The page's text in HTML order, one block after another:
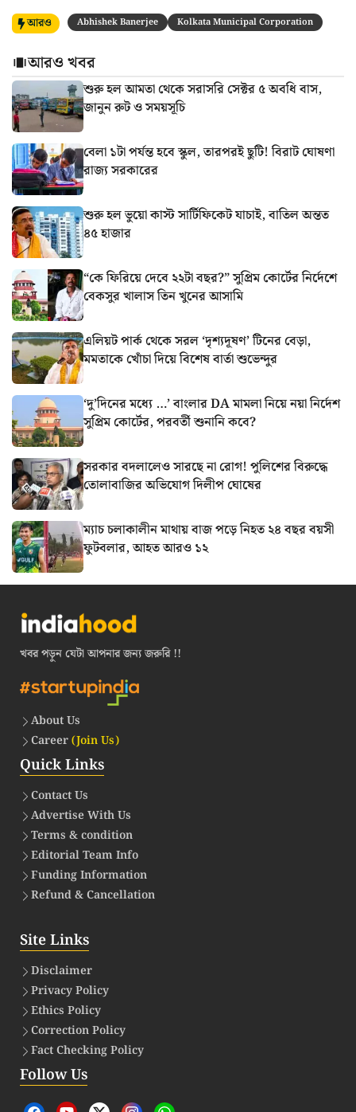
আরও Abhishek Banerjee Kolkata Municipal Corporation
আরও খবর
শুরু হল আমতা থেকে সরাসরি সেক্টর ৫ অবধি বাস,
জানুন রুট ও সময়সূচি
বেলা ১টা পর্যন্ত হবে স্কুল, তারপরই ছুটি! বিরাট ঘোষণা
রাজ্য সরকারের
শুরু হল ভুয়ো কাস্ট সার্টিফিকেট যাচাই, বাতিল অন্তত
৪৫ হাজার
“কে ফিরিয়ে দেবে ২২টা বছর?” সুপ্রিম কোর্টের নির্দেশে
বেকসুর খালাস তিন খুনের আসামি
এলিয়ট পার্ক থেকে সরল ‘দৃশ্যদূষণ’ টিনের বেড়া,
মমতাকে খোঁচা দিয়ে বিশেষ বার্তা শুভেন্দুর
‘দু’দিনের মধ্যে …’ বাংলার DA মামলা নিয়ে নয়া নির্দেশ
সুপ্রিম কোর্টের, পরবর্তী শুনানি কবে?
সরকার বদলালেও সারছে না রোগ! পুলিশের বিরুদ্ধে
তোলাবাজির অভিযোগ দিলীপ ঘোষের
ম্যাচ চলাকালীন মাথায় বাজ পড়ে নিহত ২৪ বছর বয়সী
ফুটবলার, আহত আরও ১২
খবর পড়ুন যেটা আপনার জন্য জরুরি !!
About Us
Career(Join Us)
Quick Links
Contact Us
Advertise With Us
Terms & condition
Editorial Team Info
Funding Information
Refund & Cancellation
Site Links
Disclaimer
Privacy Policy
Ethics Policy
Correction Policy
Fact Checking Policy
Follow Us